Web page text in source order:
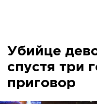
Убийце
спустя три
приговор